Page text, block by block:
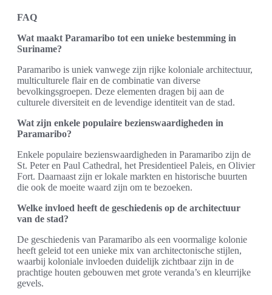
FAQ
Wat maakt Paramaribo tot een unieke bestemming in
Suriname?
Paramaribo is uniek vanwege zijn rijke koloniale architectuur,
multiculturele flair en de combinatie van diverse
bevolkingsgroepen. Deze elementen dragen bij aan de
culturele diversiteit en de levendige identiteit van de stad.
Wat zijn enkele populaire bezienswaardigheden in
Paramaribo?
Enkele populaire bezienswaardigheden in Paramaribo zijn de
St. Peter en Paul Cathedral, het Presidentieel Paleis, en Olivier
Fort. Daarnaast zijn er lokale markten en historische buurten
die ook de moeite waard zijn om te bezoeken.
Welke invloed heeft de geschiedenis op de architectuur
van de stad?
De geschiedenis van Paramaribo als een voormalige kolonie
heeft geleid tot een unieke mix van architectonische stijlen,
waarbij koloniale invloeden duidelijk zichtbaar zijn in de
prachtige houten gebouwen met grote veranda’s en kleurrijke
gevels.